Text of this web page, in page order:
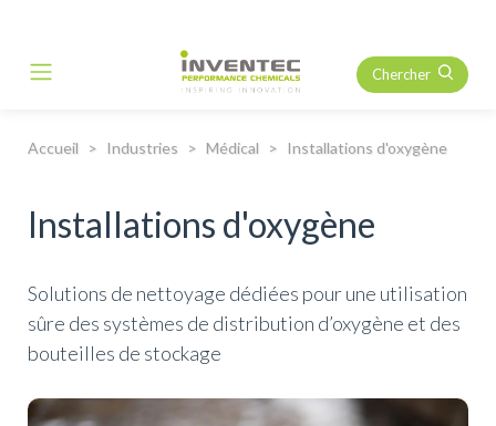
Main Navigation Chercher
Accueil Industries Médical Installations d'oxygène
Installations d'oxygène
Solutions de nettoyage dédiées pour une utilisation
sûre des systèmes de distribution d’oxygène et des
bouteilles de stockage